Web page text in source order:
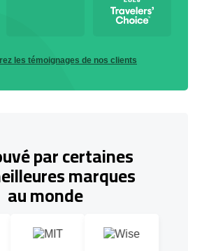
les témoignages de nos clients
par certaines
marques
au monde